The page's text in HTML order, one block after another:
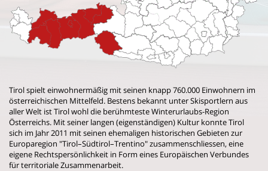
Tirol spielt einwohnermäßig mit seinen knapp 760.000 Einwohnern im
österreichischen Mittelfeld. Bestens bekannt unter Skisportlern aus
aller Welt ist Tirol wohl die berühmteste Winterurlaubs-Region
Österreichs. Mit seiner langen (eigenständigen) Kultur konnte Tirol
sich im Jahr 2011 mit seinen ehemaligen historischen Gebieten zur
Europaregion "Tirol–Südtirol–Trentino" zusammenschliessen, eine
eigene Rechtspersönlichkeit in Form eines Europäischen Verbundes
für territoriale Zusammenarbeit.